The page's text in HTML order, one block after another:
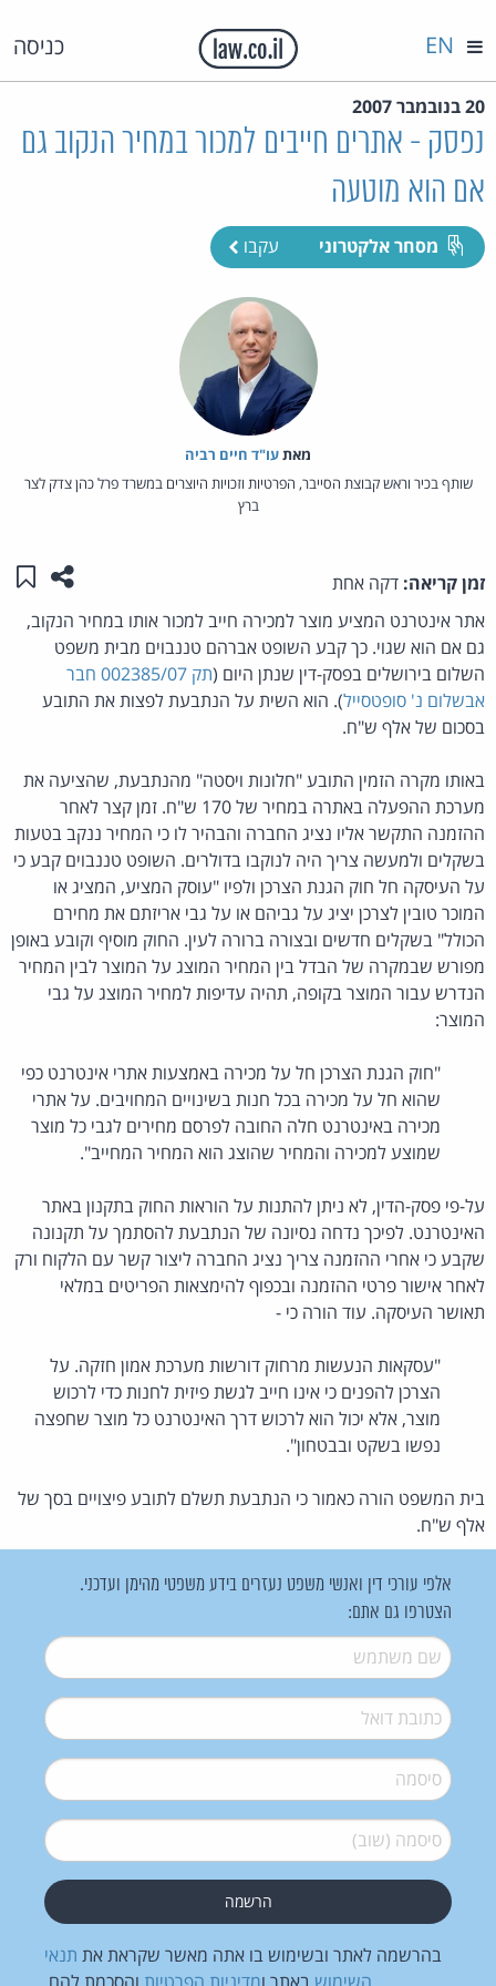
כניסה EN
20 בנובמבר 2007
נפסק - אתרים חייבים למכור במחיר הנקוב גם
אם הוא מוטעה
מסחר אלקטרוני עקבו
מאת‏עו"ד חיים רביה
שותף בכיר וראש קבוצת הסייבר, הפרטיות וזכויות היוצרים במשרד פרל כהן צדק לצר
ברץ
זמן קריאה: דקה אחת שתפו
אתר אינטרנט המציע מוצר למכירה חייב למכור אותו במחיר הנקוב,
גם אם הוא שגוי. כך קבע השופט אברהם טננבוים מבית משפט
השלום בירושלים בפסק-דין שנתן היום (
תק 002385/07 חבר
אבשלום נ' סופטסייל). הוא השית על הנתבעת לפצות את התובע
בסכום של אלף ש"ח.
באותו מקרה הזמין התובע "חלונות ויסטה" מהנתבעת, שהציעה את
מערכת ההפעלה באתרה במחיר של 170 ש"ח. זמן קצר לאחר
ההזמנה התקשר אליו נציג החברה והבהיר לו כי המחיר ננקב בטעות
בשקלים ולמעשה צריך היה לנוקבו בדולרים. השופט טננבוים קבע כי
על העיסקה חל חוק הגנת הצרכן ולפיו "עוסק המציע, המציג או
המוכר טובין לצרכן יציג על גביהם או על גבי אריזתם את מחירם
הכולל" בשקלים חדשים ובצורה ברורה לעין. החוק מוסיף וקובע באופן
מפורש שבמקרה של הבדל בין המחיר המוצג על המוצר לבין המחיר
הנדרש עבור המוצר בקופה, תהיה עדיפות למחיר המוצג על גבי
המוצר:
"חוק הגנת הצרכן חל על מכירה באמצעות אתרי אינטרנט כפי
שהוא חל על מכירה בכל חנות בשינויים המחויבים. על אתרי
מכירה באינטרנט חלה החובה לפרסם מחירים לגבי כל מוצר
שמוצע למכירה והמחיר שהוצג הוא המחיר המחייב".
על-פי פסק-הדין, לא ניתן להתנות על הוראות החוק בתקנון באתר
האינטרנט. לפיכך נדחה נסיונה של הנתבעת להסתמך על תקנונה
שקבע כי אחרי ההזמנה צריך נציג החברה ליצור קשר עם הלקוח ורק
לאחר אישור פרטי ההזמנה ובכפוף להימצאות הפריטים במלאי
תאושר העיסקה. עוד הורה כי -
"עסקאות הנעשות מרחוק דורשות מערכת אמון חזקה. על
הצרכן להפנים כי אינו חייב לגשת פיזית לחנות כדי לרכוש
מוצר, אלא יכול הוא לרכוש דרך האינטרנט כל מוצר שחפצה
נפשו בשקט ובבטחון".
בית המשפט הורה כאמור כי הנתבעת תשלם לתובע פיצויים בסך של
אלף ש"ח.
אלפי עורכי דין ואנשי משפט נעזרים בידע משפטי מהימן ועדכני.
הצטרפו גם אתם:
שם משתמש*
דואל*
סיסמה*
סיסמה (שוב)*
בהרשמה לאתר ובשימוש בו אתה מאשר שקראת את תנאי